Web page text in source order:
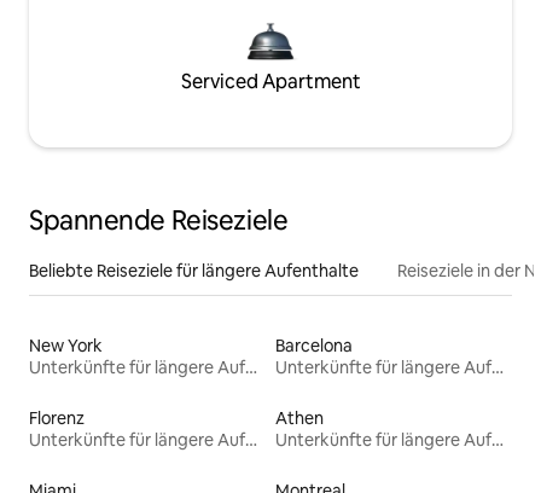
Serviced Apartment
Spannende Reiseziele
Beliebte Reiseziele für längere Aufenthalte Reiseziele in der
New York
Unterkünfte für längere Aufenthalte
Barcelona
Unterkünfte für längere Aufenthalte
Florenz
Unterkünfte für längere Aufenthalte
Athen
Unterkünfte für längere Aufenthalte